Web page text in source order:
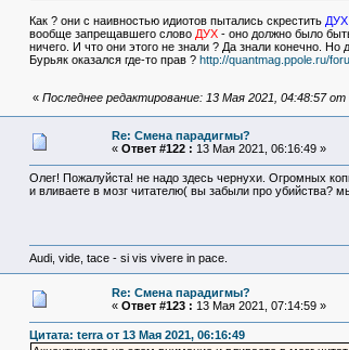
Как ? они с наивностью идиотов пытались скрестить ДУХ
вообще запрещавшего слово ДУХ- оно должно было
ничего. И что они этого не знали ? Да знали конечно. Но
Бурьяк оказался где-то прав ? http://quantmag.ppole.ru/
« Последнее редактирование: 13 Мая 2021, 04:48:57 от
Re: Смена парадигмы?
« Ответ #122 : 13 Мая 2021, 06:16:49 »
Олег! Пожалуйста! не надо здесь чернухи. Огромных
и вливаете в мозг читателю( вы забыли про убийства?
Audi, vide, tace - si vis vivere in pace.
Re: Смена парадигмы?
« Ответ #123 : 13 Мая 2021, 07:14:59 »
Цитата: terra от 13 Мая 2021, 06:16:49